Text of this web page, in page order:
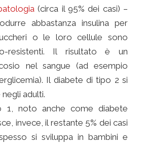
(circa il 95% dei casi) –
abbastanza insulina per
o le loro cellule sono
resistenti. Il risultato è un
nel sangue (ad esempio
Il diabete di tipo 2 si
adulti.
1, noto anche come diabete
invece, il restante 5% dei casi
si sviluppa in bambini e